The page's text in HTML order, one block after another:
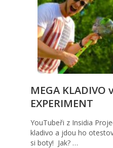
MEGA
MEGA KLADIVO
EXPERIMENT
YouTubeři z Insidia
kladivo a jdou ho
si boty! Jak? …